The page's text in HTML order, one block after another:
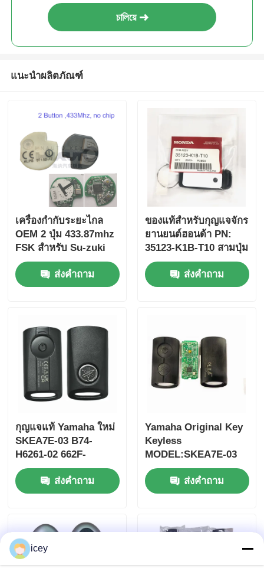
บ้าน
ผลิตภัณฑ์
วิดีโอ
চালিয়ে
แนะนำผลิตภัณฑ์
เครื่องกํากับระยะไกล
OEM 2 ปุ่ม 433.87mhz
FSK สําหรับ Su-zuki
Jim-ny 2005-2017 ไม่มี
ชิป 37182-A7 เพียงควบ
คุมสําหรับขายส่ง MOQ
ส่งคำถาม
ของแท้สําหรับกุญแจจักร
ยานยนต์ฮอนด้า PN:
35123-K1B-T10 สามปุ่ม
FSK433.92MHz
ID47chip กุญแจรถยนต์
ไกล
ส่งคำถาม
กุญแจแท้ Yamaha ใหม่
SKEA7E-03 B74-
H6261-02 662F-
SKEA7D03
ส่งคำถาม
Yamaha Original Key
Keyless
MODEL:SKEA7E-03
สําหรับ Yamaha Smart
Remote Key B74-
H6261-02/662F-
ส่งคำถาม
icey